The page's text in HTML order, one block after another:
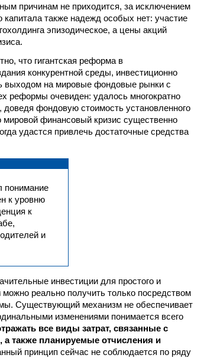
причинам не приходится, за исключением
капитала также надежд особых нет: участие
эпизодическое, а цены акций
что гигантская реформа в
конкурентной среды, инвестиционно
выходом на мировые фондовые рынки с
реформы очевиден: удалось многократно
фондовую стоимость установленного
финансовый кризис существенно
удастся привлечь достаточные средства
понимание
к уровню
к
и
инвестиции для простого и
реально получить только посредством
Существующий механизм не обеспечивает
изменениями понимается всего
все виды затрат, связанные с
а также планируемые отчисления и
принцип сейчас не соблюдается по ряду